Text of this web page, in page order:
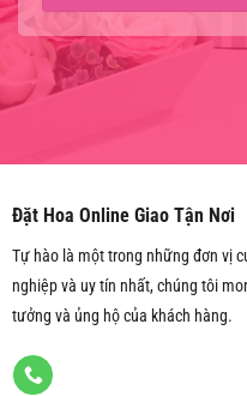
Đặt Hoa Online Giao Tận Nơi
Tự hào là một trong những đơn vị
nghiệp và uy tín nhất, chúng tôi
tưởng và ủng hộ của khách hàng.